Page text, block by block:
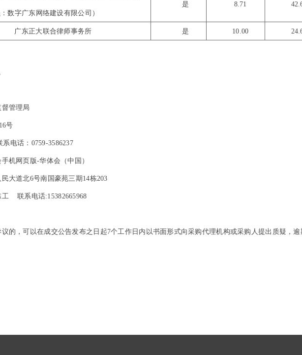
：数字广东网络建设有限公司）
是 8.71
广东正大联合律师事务所 是 10.00
管理局
号
电话：0759-3586237
机网页版-华体会（中国）
大道北6号南国豪苑三期14栋203
工联系电话:15382665968
的，可以在成交公告发布之日起7个工作日内以书面形式向采购代理机构或采购人提出质疑，逾